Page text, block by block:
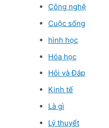
Công nghệ
Cuộc sống
hình học
Hóa học
Hỏi và Đáp
Kinh tế
Là gì
Lý thuyết